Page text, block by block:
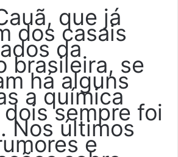
que já
dos casais
da
brasileira, se
há alguns
a química
sempre foi
Nos últimos
e